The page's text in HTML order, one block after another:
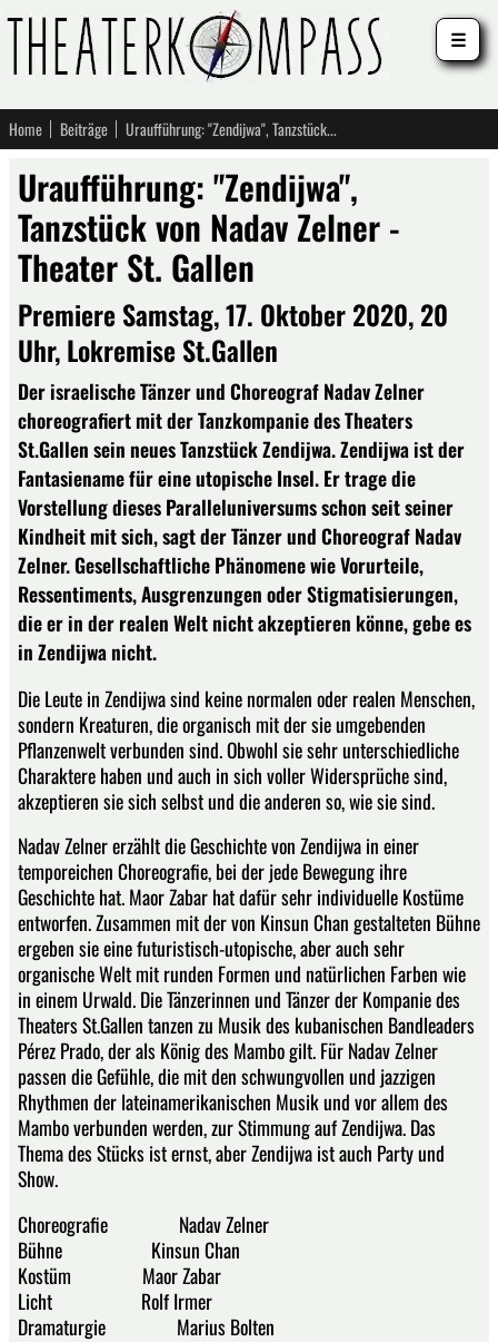
Home Beiträge Uraufführung: "Zendijwa", Tanzstück von Nadav Zelner - Theater St. Gallen
Uraufführung: "Zendijwa",
Tanzstück von Nadav Zelner -
Theater St. Gallen
Premiere Samstag, 17. Oktober 2020, 20
Uhr, Lokremise St.Gallen
Der israelische Tänzer und Choreograf Nadav Zelner
choreografiert mit der Tanzkompanie des Theaters
St.Gallen sein neues Tanzstück Zendijwa. Zendijwa ist der
Fantasiename für eine utopische Insel. Er trage die
Vorstellung dieses Paralleluniversums schon seit seiner
Kindheit mit sich, sagt der Tänzer und Choreograf Nadav
Zelner. Gesellschaftliche Phänomene wie Vorurteile,
Ressentiments, Ausgrenzungen oder Stigmatisierungen,
die er in der realen Welt nicht akzeptieren könne, gebe es
in Zendijwa nicht.
Die Leute in Zendijwa sind keine normalen oder realen Menschen,
sondern Kreaturen, die organisch mit der sie umgebenden
Pflanzenwelt verbunden sind. Obwohl sie sehr unterschiedliche
Charaktere haben und auch in sich voller Widersprüche sind,
akzeptieren sie sich selbst und die anderen so, wie sie sind.
Nadav Zelner erzählt die Geschichte von Zendijwa in einer
temporeichen Choreografie, bei der jede Bewegung ihre
Geschichte hat. Maor Zabar hat dafür sehr individuelle Kostüme
entworfen. Zusammen mit der von Kinsun Chan gestalteten Bühne
ergeben sie eine futuristisch-utopische, aber auch sehr
organische Welt mit runden Formen und natürlichen Farben wie
in einem Urwald. Die Tänzerinnen und Tänzer der Kompanie des
Theaters St.Gallen tanzen zu Musik des kubanischen Bandleaders
Pérez Prado, der als König des Mambo gilt. Für Nadav Zelner
passen die Gefühle, die mit den schwungvollen und jazzigen
Rhythmen der lateinamerikanischen Musik und vor allem des
Mambo verbunden werden, zur Stimmung auf Zendijwa. Das
Thema des Stücks ist ernst, aber Zendijwa ist auch Party und
Show.
Choreografie Nadav Zelner
Bühne Kinsun Chan
Kostüm Maor Zabar
Licht Rolf Irmer
Dramaturgie Marius Bolten
☰